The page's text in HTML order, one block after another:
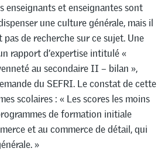
enseignants et enseignantes sont
une culture générale, mais il
pas de recherche sur ce sujet. Une
rapport d’expertise intitulé «
au secondaire II – bilan »,
du SEFRI. Le constat de cette
scolaires : « Les scores les moins
de formation initiale
et au commerce de détail, qui
»